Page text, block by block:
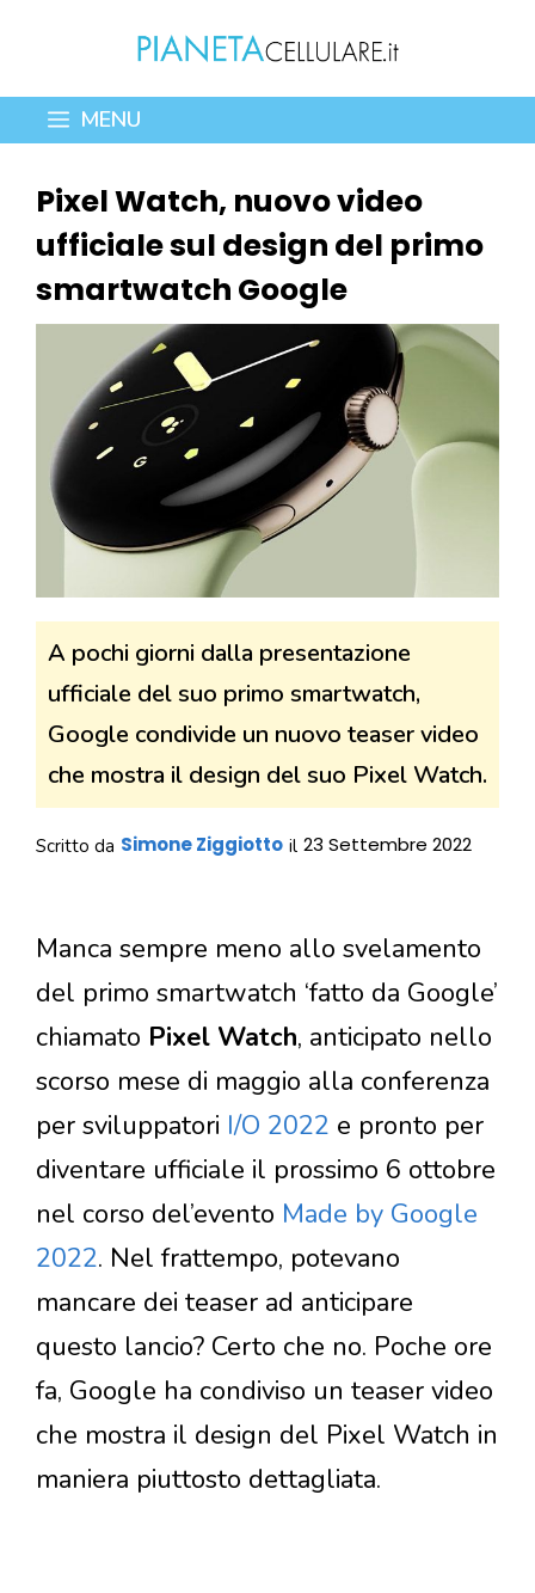
contenuto
MENU
Pixel Watch, nuovo video
ufficiale sul design del primo
smartwatch Google
A pochi giorni dalla presentazione
ufficiale del suo primo smartwatch,
Google condivide un nuovo teaser video
che mostra il design del suo Pixel Watch.
Scritto da Simone Ziggiotto il 23 Settembre 2022
Manca sempre meno allo svelamento
del primo smartwatch ‘fatto da Google’
chiamato Pixel Watch, anticipato nello
scorso mese di maggio alla conferenza
per sviluppatori I/O 2022 e pronto per
diventare ufficiale il prossimo 6 ottobre
nel corso del’evento Made by Google
2022. Nel frattempo, potevano
mancare dei teaser ad anticipare
questo lancio? Certo che no. Poche ore
fa, Google ha condiviso un teaser video
che mostra il design del Pixel Watch in
maniera piuttosto dettagliata.